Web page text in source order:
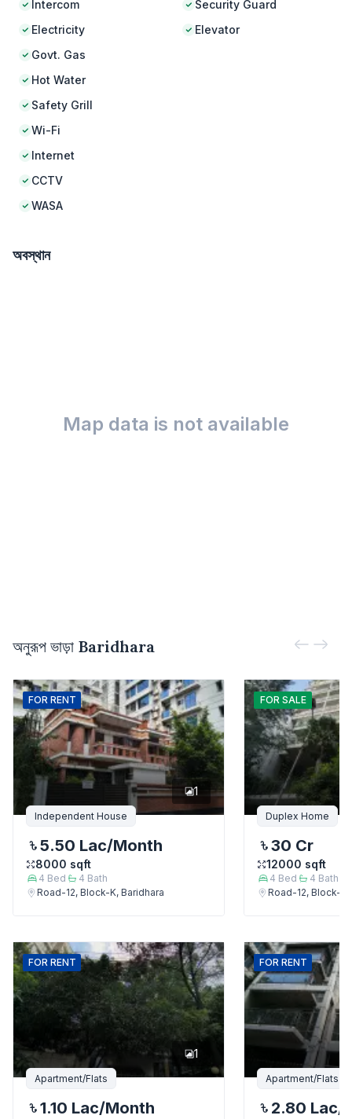
Intercom
Electricity
Govt. Gas
Hot Water
Safety Grill
Wi-Fi
Internet
CCTV
WASA
Security Guard
Elevator
অবস্থান
Map data is not available
অনুরূপ ভাড়া Baridhara
FOR RENT
1
Independent House
5.50 Lac/Month
8000 sqft
4 Bed 4 Bath
Road-12, Block-K, Baridhara
FOR SALE
Duplex Home
30 Cr
12000 sqft
4 Bed 4 Bath
Road-12, Block-K,
FOR RENT
1
Apartment/Flats
1.10 Lac/Month
FOR RENT
Apartment/Flats
2.80 Lac/